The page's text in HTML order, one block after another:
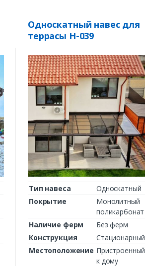
Односкатный навес для
террасы Н-039
Тип навеса
Односкатный
Покрытие
Монолитный
поликарбонат
Наличие ферм
Без ферм
Конструкция
Стационарный
Местоположение Пристроенный
к дому